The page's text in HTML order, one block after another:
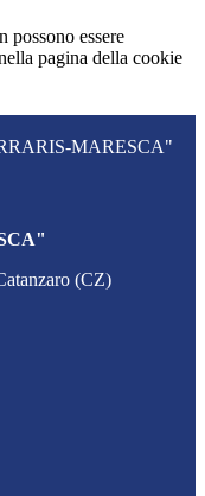
possono essere
pagina della cookie
MARESCA"
(CZ)